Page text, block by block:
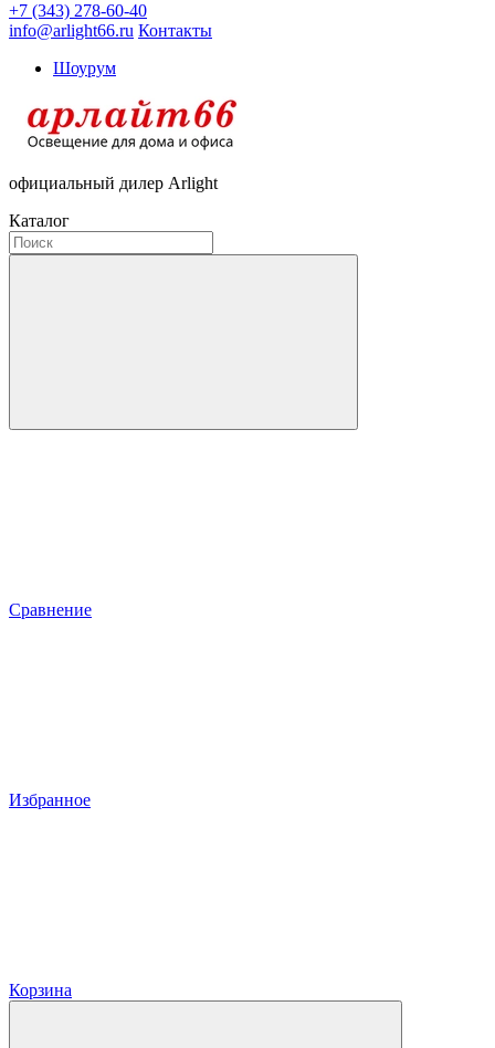
+7 (343) 278-60-40
info@arlight66.ru Контакты
Шоурум
официальный дилер Arlight
Каталог
Сравнение
Избранное
Корзина